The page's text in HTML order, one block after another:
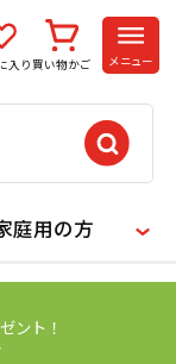
入り 買い物かご メニュー
庭用の方
ント！